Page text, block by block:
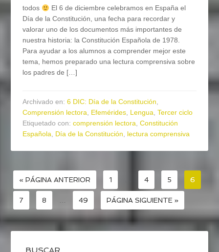
todos
El 6 de diciembre celebramos en España el
Día de la Constitución, una fecha para recordar y
valorar uno de los documentos más importantes de
nuestra historia: la Constitución Española de 1978.
Para ayudar a los alumnos a comprender mejor este
tema, hemos preparado una lectura comprensiva sobre
los padres de […]
Archivado en:6 DIC: Día de la Constitución,
Comprensión lectora, Efemérides, Lengua,Tercer ciclo
Etiquetado con:comprensión lectora,Constitución
Española, Día de la Constitución, lectura comprensiva
« PÁGINA ANTERIOR 1 4 5 6
7 8 … 49 PÁGINA SIGUIENTE »